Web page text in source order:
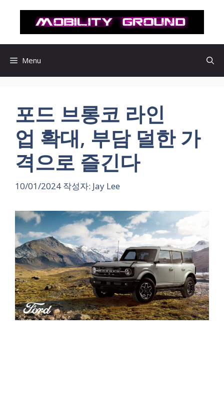
로
Menu
포드 브롱코 라인
업 확대, 부담 덜한 가
격으로 즐긴다
10/01/2024 작성자: Jay Lee